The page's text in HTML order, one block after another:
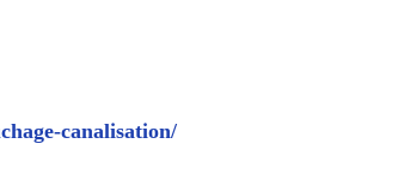
canalisation/